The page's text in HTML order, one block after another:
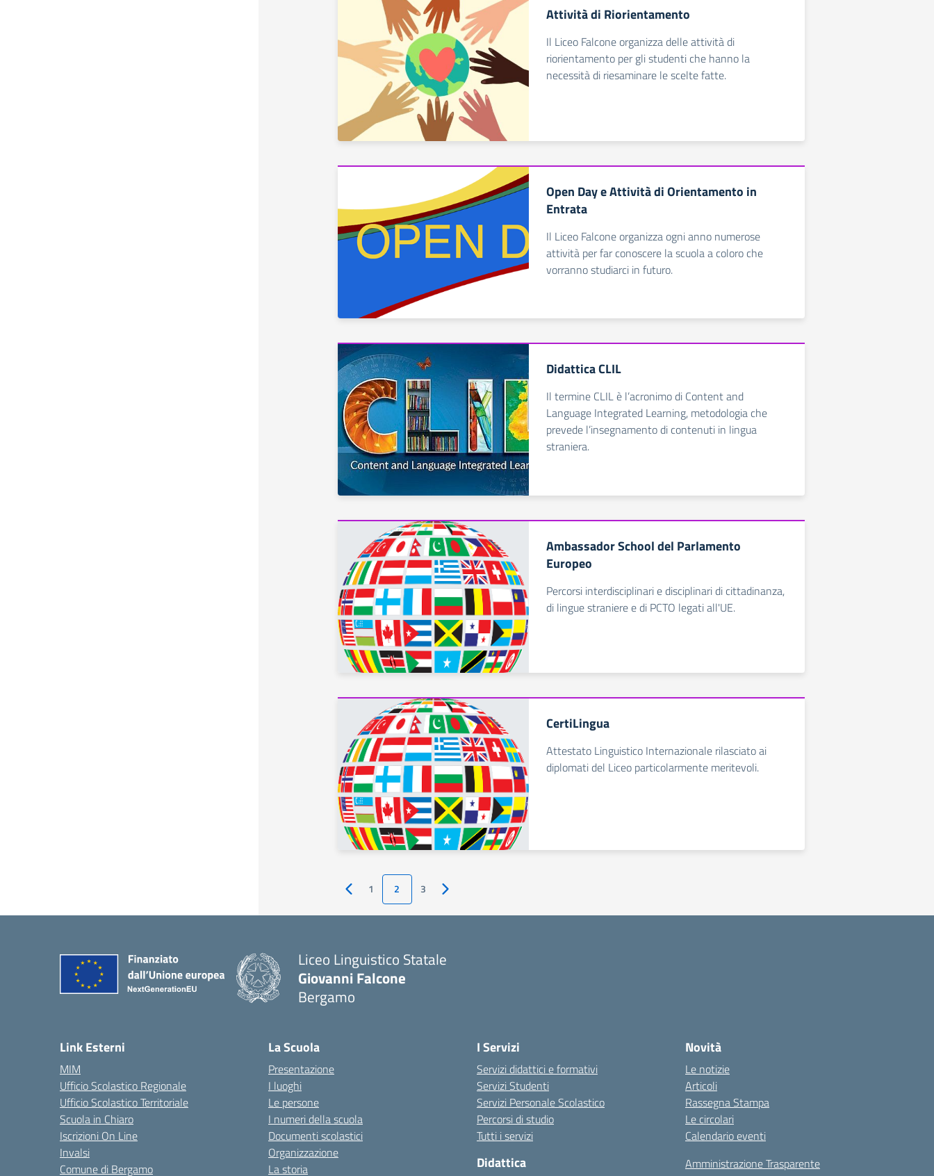
Attività di Riorientamento
Il Liceo Falcone organizza delle attività di
riorientamento per gli studenti che hanno la
necessità di riesaminare le scelte fatte.
Open Day e Attività di Orientamento in
Entrata
Il Liceo Falcone organizza ogni anno numerose
attività per far conoscere la scuola a coloro che
vorranno studiarci in futuro.
Didattica CLIL
Il termine CLIL è l’acronimo di Content and
Language Integrated Learning, metodologia che
prevede l’insegnamento di contenuti in lingua
straniera.
Ambassador School del Parlamento
Europeo
Percorsi interdisciplinari e disciplinari di cittadinanza,
di lingue straniere e di PCTO legati all'UE.
CertiLingua
Attestato Linguistico Internazionale rilasciato ai
diplomati del Liceo particolarmente meritevoli.
Pagina precedente
1 2 3 Pagina successiva
Liceo Linguistico Statale
Giovanni Falcone
Bergamo
Link Esterni
MIM
Ufficio Scolastico Regionale
Ufficio Scolastico Territoriale
Scuola in Chiaro
Iscrizioni On Line
Invalsi
Comune di Bergamo
La Scuola
Presentazione
I luoghi
Le persone
I numeri della scuola
Documenti scolastici
Organizzazione
La storia
I Servizi
Servizi didattici e formativi
Servizi Studenti
Servizi Personale Scolastico
Percorsi di studio
Tutti i servizi
Didattica
Novità
Le notizie
Articoli
Rassegna Stampa
Le circolari
Calendario eventi
Amministrazione Trasparente